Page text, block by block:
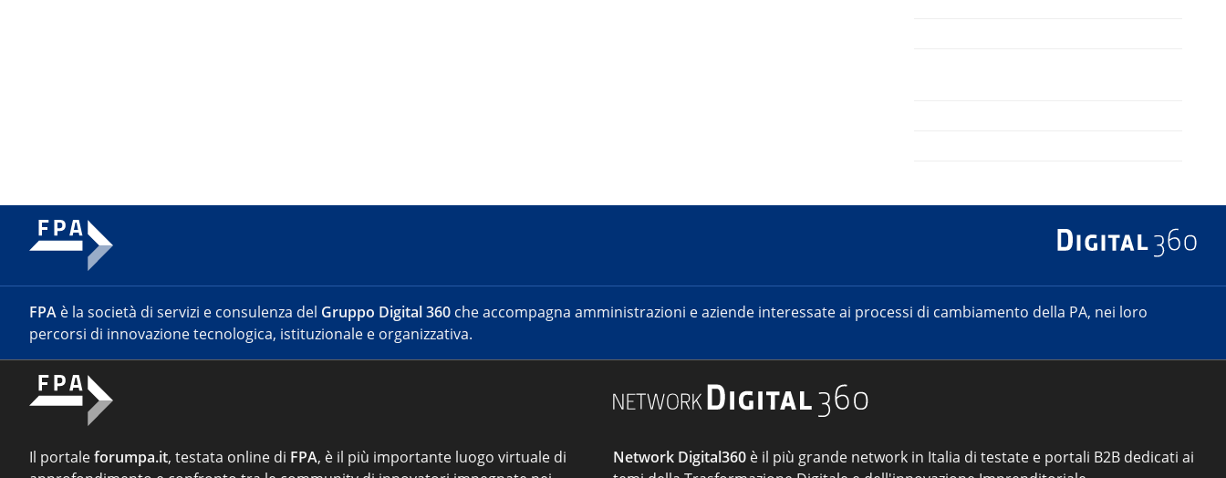
FPA è la società di servizi e consulenza del Gruppo Digital 360 che accompagna amministrazioni e aziende interessate ai processi di cambiamento della PA, nei loro
percorsi di innovazione tecnologica, istituzionale e organizzativa.
Il portaleforumpa.it, testata online di FPA, è il più importante luogo virtuale di
Network Digital360 è il più grande network in Italia di testate e portali B2B dedicati ai